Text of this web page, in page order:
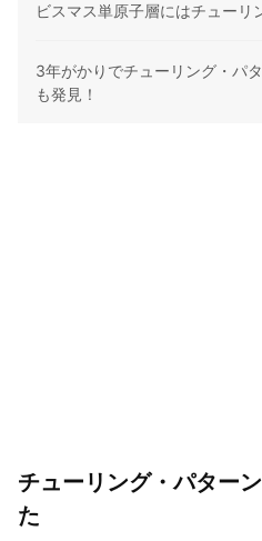
ビスマス単原子層にはチューリ
3年がかりでチューリング・パ
も発見！
チューリング・パター
た